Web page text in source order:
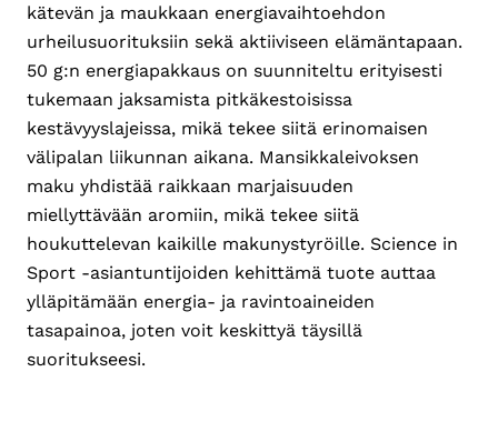
kätevän ja maukkaan energiavaihtoehdon
urheilusuorituksiin sekä aktiiviseen elämäntapaan.
50 g:n energiapakkaus on suunniteltu erityisesti
tukemaan jaksamista pitkäkestoisissa
kestävyyslajeissa, mikä tekee siitä erinomaisen
välipalan liikunnan aikana. Mansikkaleivoksen
maku yhdistää raikkaan marjaisuuden
miellyttävään aromiin, mikä tekee siitä
houkuttelevan kaikille makunystyröille. Science in
Sport -asiantuntijoiden kehittämä tuote auttaa
ylläpitämään energia- ja ravintoaineiden
tasapainoa, joten voit keskittyä täysillä
suoritukseesi.